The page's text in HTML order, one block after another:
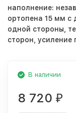
наполнение:
ортопена 15 мм с
одной стороны,
сторон, усиление
В наличии
8 720 ₽